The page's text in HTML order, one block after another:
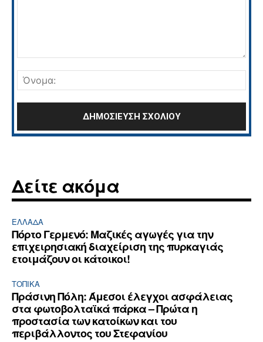
Δείτε ακόμα
ΕΛΛΆΔΑ
Πόρτο Γερμενό: Μαζικές αγωγές για την
επιχειρησιακή διαχείριση της πυρκαγιάς
ετοιμάζουν οι κάτοικοι!
ΤΟΠΙΚΑ
Πράσινη Πόλη: Άμεσοι έλεγχοι ασφάλειας
στα φωτοβολταϊκά πάρκα – Πρώτα η
προστασία των κατοίκων και του
περιβάλλοντος του Στεφανίου